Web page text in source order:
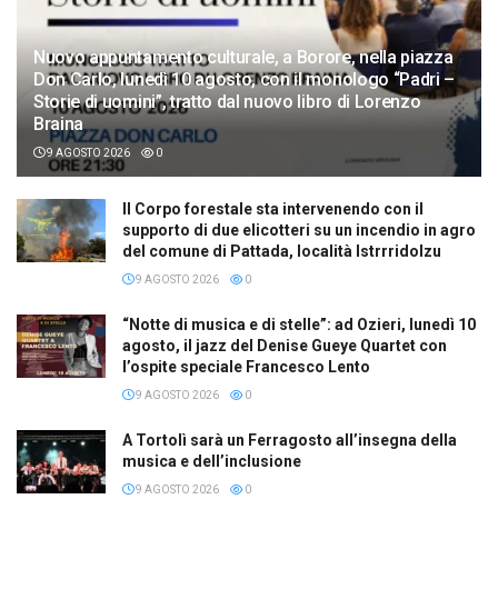
Nuovo appuntamento culturale, a Borore, nella piazza
Don Carlo, lunedì 10 agosto, con il monologo “Padri –
Storie di uomini”, tratto dal nuovo libro di Lorenzo
Braina
9 AGOSTO 2026 0
Il Corpo forestale sta intervenendo con il
supporto di due elicotteri su un incendio in agro
del comune di Pattada, località Istrrridolzu
9 AGOSTO 2026 0
“Notte di musica e di stelle”: ad Ozieri, lunedì 10
agosto, il jazz del Denise Gueye Quartet con
l’ospite speciale Francesco Lento
9 AGOSTO 2026 0
A Tortolì sarà un Ferragosto all’insegna della
musica e dell’inclusione
9 AGOSTO 2026 0